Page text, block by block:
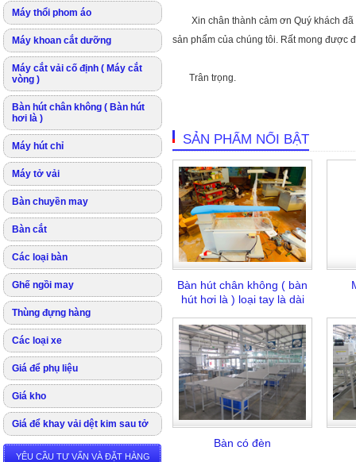
Máy thổi phom áo
Máy khoan cắt dưỡng
Máy cắt vải cố định ( Máy cắt
vòng )
Bàn hút chân không ( Bàn hút
hơi là )
Máy hút chỉ
Máy tở vải
Bàn chuyền may
Bàn cắt
Các loại bàn
Ghế ngồi may
Thùng đựng hàng
Các loại xe
Giá để phụ liệu
Giá kho
Giá để khay vải dệt kim sau tở
YÊU CẦU TƯ VẤN VÀ ĐẶT HÀNG
Xin chân thành cảm ơn Quý khách đã
sản phẩm của chúng tôi. Rất mong được
Trân trọng.
SẢN PHẨM NỔI BẬT
Bàn hút chân không ( bàn
hút hơi là ) loại tay là dài
Bàn có đèn